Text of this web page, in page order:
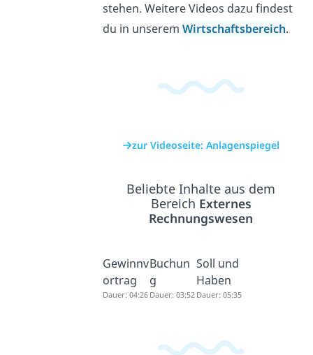
stehen. Weitere Videos dazu findest
du in unseremWirtschaftsbereich.
zur Videoseite: Anlagenspiegel
Beliebte Inhalte aus dem
Bereich Externes
Rechnungswesen
Gewinnv
ortrag
Dauer: 04:26
Buchun
g
Dauer: 03:52
Soll und
Haben
Dauer: 05:35